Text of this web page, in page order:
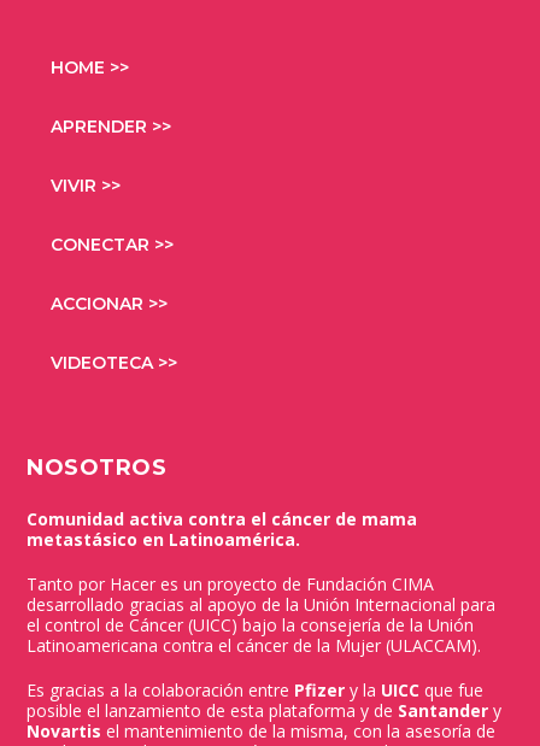
HOME >>
APRENDER >>
VIVIR >>
CONECTAR >>
ACCIONAR >>
VIDEOTECA >>
NOSOTROS
Comunidad activa contra el cáncer de mama
metastásico en Latinoamérica.
Tanto por Hacer es un proyecto de Fundación CIMA
desarrollado gracias al apoyo de la Unión Internacional para
el control de Cáncer (UICC) bajo la consejería de la Unión
Latinoamericana contra el cáncer de la Mujer (ULACCAM).
Es gracias a la colaboración entre Pfizer y la UICC que fue
posible el lanzamiento de esta plataforma y de Santander y
Novartis el mantenimiento de la misma, con la asesoría de